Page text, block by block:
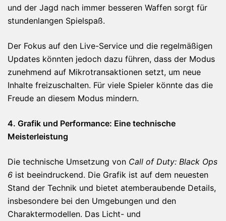
und der Jagd nach immer besseren Waffen sorgt für
stundenlangen Spielspaß.
Der Fokus auf den Live-Service und die regelmäßigen
Updates könnten jedoch dazu führen, dass der Modus
zunehmend auf Mikrotransaktionen setzt, um neue
Inhalte freizuschalten. Für viele Spieler könnte das die
Freude an diesem Modus mindern.
4. Grafik und Performance: Eine technische
Meisterleistung
Die technische Umsetzung von Call of Duty: Black Ops
6 ist beeindruckend. Die Grafik ist auf dem neuesten
Stand der Technik und bietet atemberaubende Details,
insbesondere bei den Umgebungen und den
Charaktermodellen. Das Licht- und